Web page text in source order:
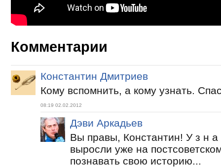
Комментарии
Константин Дмитриев
Кому вспомнить, а кому узнать.
08:19 02.02.2012
Дэви Аркадьев
Вы правы, Константин! У з н
выросли уже на
познавать свою историю...